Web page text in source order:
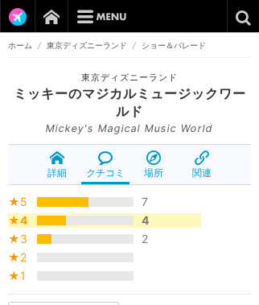
ホーム / 東京ディズニーランド / ショー＆パレード
東京ディズニーランド
ミッキーのマジカルミュージックワー
ルド
Mickey's Magical Music World
詳細 クチコミ 場所 関連
★5
7
★4
4
★3
2
★2
★1